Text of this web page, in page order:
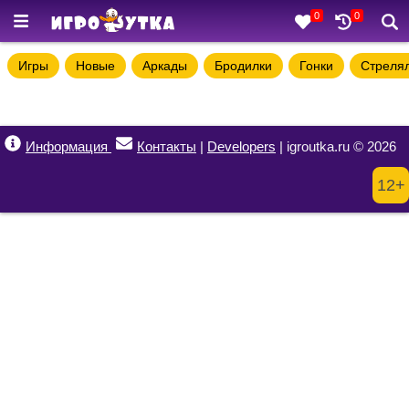
0 0
Игры Новые Аркады Бродилки Гонки
Информация Контакты | Developers | igroutka.ru © 2026
12+